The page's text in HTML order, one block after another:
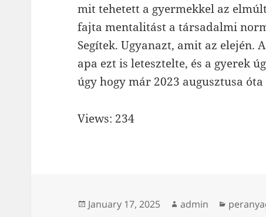
mit tehetett a gyermekkel az
fajta mentalitást a társadalmi
Segítek. Ugyanazt, amit az elején.
apa ezt is letesztelte, és a gyerek
úgy hogy már 2023 augusztusa
Views: 234
Posted
January 17, 2025 Author
admin